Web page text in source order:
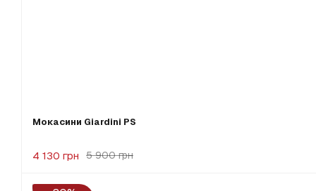
Мокасини Giardini PS
5 900 грн
4 130 грн